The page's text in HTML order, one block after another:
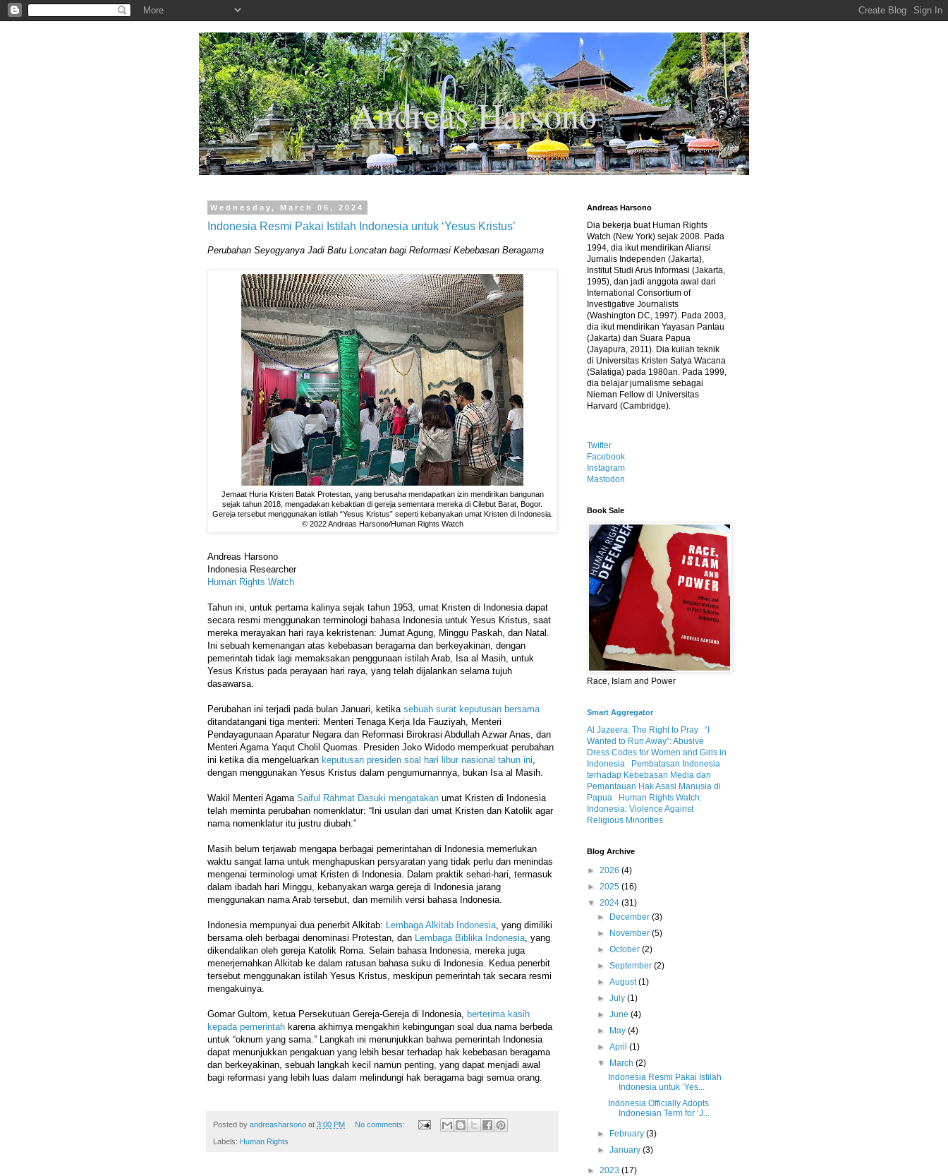
.
Andreas Harsono
Wednesday, March 06, 2024
Indonesia Resmi Pakai Istilah Indonesia untuk ‘Yesus Kristus’
Perubahan Seyogyanya Jadi Batu Loncatan bagi Reformasi Kebebasan Beragama
Jemaat Huria Kristen Batak Protestan, yang berusaha mendapatkan izin mendirikan bangunan
sejak tahun 2018, mengadakan kebaktian di gereja sementara mereka di Cilebut Barat, Bogor.
Gereja tersebut menggunakan istilah “Yesus Kristus” seperti kebanyakan umat Kristen di Indonesia.
© 2022 Andreas Harsono/Human Rights Watch
Andreas Harsono
Indonesia Researcher
Human Rights Watch
Tahun ini, untuk pertama kalinya sejak tahun 1953, umat Kristen di Indonesia dapat
secara resmi menggunakan terminologi bahasa Indonesia untuk Yesus Kristus, saat
mereka merayakan hari raya kekristenan: Jumat Agung, Minggu Paskah, dan Natal.
Ini sebuah kemenangan atas kebebasan beragama dan berkeyakinan, dengan
pemerintah tidak lagi memaksakan penggunaan istilah Arab, Isa al Masih, untuk
Yesus Kristus pada perayaan hari raya, yang telah dijalankan selama tujuh
dasawarsa.
Perubahan ini terjadi pada bulan Januari, ketika sebuah surat keputusan bersama
ditandatangani tiga menteri: Menteri Tenaga Kerja Ida Fauziyah, Menteri
Pendayagunaan Aparatur Negara dan Reformasi Birokrasi Abdullah Azwar Anas, dan
Menteri Agama Yaqut Cholil Quomas. Presiden Joko Widodo memperkuat perubahan
ini ketika dia mengeluarkan keputusan presiden soal hari libur nasional tahun ini
dengan menggunakan Yesus Kristus dalam pengumumannya, bukan Isa al Masih.
Wakil Menteri Agama Saiful Rahmat Dasuki mengatakan umat Kristen di Indonesia
telah meminta perubahan nomenklatur: “Ini usulan dari umat Kristen dan Katolik agar
nama nomenklatur itu justru diubah.”
Masih belum terjawab mengapa berbagai pemerintahan di Indonesia memerlukan
waktu sangat lama untuk menghapuskan persyaratan yang tidak perlu dan menindas
mengenai terminologi umat Kristen di Indonesia. Dalam praktik sehari-hari, termasuk
dalam ibadah hari Minggu, kebanyakan warga gereja di Indonesia jarang
menggunakan nama Arab tersebut, dan memilih versi bahasa Indonesia.
Indonesia mempunyai dua penerbit Alkitab: Lembaga Alkitab Indonesia , yang dimiliki
bersama oleh berbagai denominasi Protestan, dan
Lembaga Biblika Indonesia , yang
dikendalikan oleh gereja Katolik Roma. Selain bahasa Indonesia, mereka juga
menerjemahkan Alkitab ke dalam ratusan bahasa suku di Indonesia. Kedua penerbit
tersebut menggunakan istilah Yesus Kristus, meskipun pemerintah tak secara resmi
mengakuinya.
Gomar Gultom, ketua Persekutuan Gereja-Gereja di Indonesia,
berterima kasih
kepada pemerintah karena akhirnya mengakhiri kebingungan soal dua nama berbeda
untuk “oknum yang sama.” Langkah ini menunjukkan bahwa pemerintah Indonesia
dapat menunjukkan pengakuan yang lebih besar terhadap hak kebebasan beragama
dan berkeyakinan, sebuah langkah kecil namun penting, yang dapat menjadi awal
bagi reformasi yang lebih luas dalam melindungi hak beragama bagi semua orang.
Posted by andreasharsono at 3:00 PM No comments:
Labels: Human Rights
Andreas Harsono
Dia bekerja buat Human Rights
Watch (New York) sejak 2008. Pada
1994, dia ikut mendirikan Aliansi
Jurnalis Independen (Jakarta),
Institut Studi Arus Informasi (Jakarta,
1995), dan jadi anggota awal dari
International Consortium of
Investigative Journalists
(Washington DC, 1997). Pada 2003,
dia ikut mendirikan Yayasan Pantau
(Jakarta) dan Suara Papua
(Jayapura, 2011). Dia kuliah teknik
di Universitas Kristen Satya Wacana
(Salatiga) pada 1980an. Pada 1999,
dia belajar jurnalisme sebagai
Nieman Fellow di Universitas
Harvard (Cambridge).
Twitter
Facebook
Instagram
Mastodon
Book Sale
Race, Islam and Power
Smart Aggregator
Al Jazeera: The Right to Pray
“I
Wanted to Run Away”: Abusive
Dress Codes for Women and Girls in
Indonesia
Pembatasan Indonesia
terhadap Kebebasan Media dan
Pemantauan Hak Asasi Manusia di
Papua
Human Rights Watch:
Indonesia: Violence Against
Religious Minorities
Blog Archive
► 2026 (4)
► 2025 (16)
▼ 2024 (31)
►
December(3)
►
November(5)
►October(2)
►September(2)
►August(1)
►July(1)
►June(4)
►
May(4)
►April(1)
▼
March(2)
Indonesia Resmi Pakai Istilah
Indonesia untuk ‘Yes...
Indonesia Officially Adopts
Indonesian Term for ‘J...
► February(3)
►January(3)
► 2023 (17)